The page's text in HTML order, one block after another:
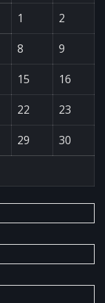
1
2
8
9
15
16
22
23
29
30